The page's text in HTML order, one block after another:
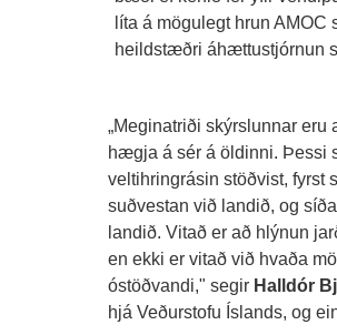
líta á mögulegt hrun AMOC
heildstæðri áhættustjórnun
„Meginatriði skýrslunnar
hægja á sér á öldinni. Þessi
veltihringrásin stöðvist, fyrst
suðvestan við landið, og
landið. Vitað er að hlýnun
en ekki er vitað við hvaða
óstöðvandi," segir Halldór
hjá Veðurstofu Íslands, og